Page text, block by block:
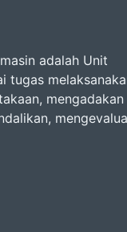
adalah Unit
tugas